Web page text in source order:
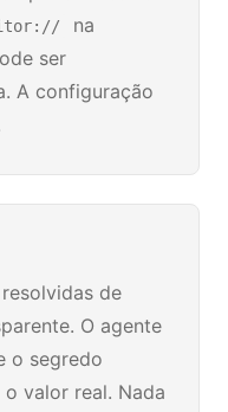
na
ser
A configuração
de
O agente
o segredo
valor real. Nada